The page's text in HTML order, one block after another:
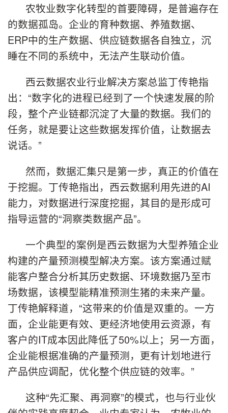
农牧业数字化转型的首要障碍，是普遍存在
的数据孤岛。企业的育种数据、养殖数据、
ERP中的生产数据、供应链数据各自独立，沉
睡在不同的系统中，无法产生联动价值。
西云数据农业行业解决方案总监丁传艳指
出：“数字化的进程已经到了一个快速发展的阶
段，整个产业链都沉淀了大量的数据。我们的
任务，就是要让这些数据发挥价值，让数据去
说话。”
然而，数据汇集只是第一步，真正的价值在
于挖掘。丁传艳指出，西云数据利用先进的AI
能力，对数据进行深度挖掘，其目的是形成可
指导运营的“洞察类数据产品”。
一个典型的案例是西云数据为大型养殖企业
构建的产量预测模型解决方案。该方案通过赋
能客户整合分析其历史数据、环境数据乃至市
场数据，该模型能精准预测生猪的未来产量。
丁传艳解释道，“这带来的价值是双重的。一方
面，企业能更有效、更经济地使用云资源，有
客户的IT成本因此降低了50%以上；另一方面，
企业能根据准确的产量预测，更有计划地进行
产品供应调配，优化整个供应链的效率。”
这种“先汇聚、再洞察”的模式，也与行业伙